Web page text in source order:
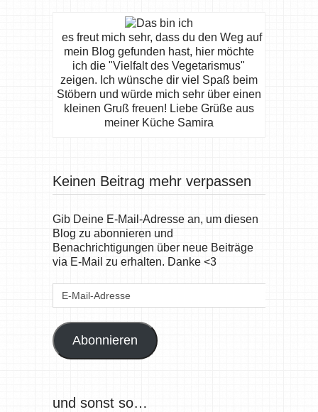
es freut mich sehr, dass du den Weg auf
mein Blog gefunden hast, hier möchte
ich die "Vielfalt des Vegetarismus"
zeigen. Ich wünsche dir viel Spaß beim
Stöbern und würde mich sehr über einen
kleinen Gruß freuen! Liebe Grüße aus
meiner Küche Samira
Keinen Beitrag mehr verpassen
Gib Deine E-Mail-Adresse an, um diesen
Blog zu abonnieren und
Benachrichtigungen über neue Beiträge
via E-Mail zu erhalten. Danke <3
E-
Abonnieren
und sonst so…